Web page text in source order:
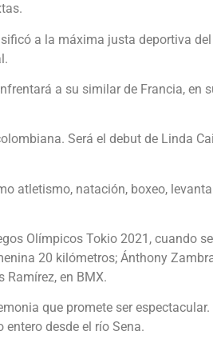
a la máxima justa deportiva
a su similar de Francia, en
Será el debut de Linda
atletismo, natación, boxeo,
Olímpicos Tokio 2021, cuando
20 kilómetros; Ánthony
Ramírez, en BMX.
que promete ser
desde el río Sena.